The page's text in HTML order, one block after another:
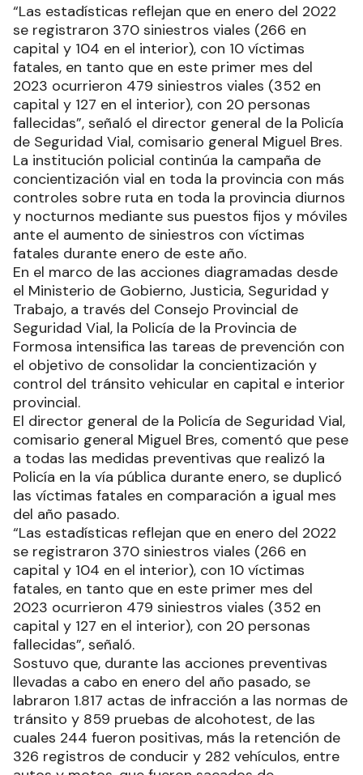
“Las estadísticas reflejan que en enero del 2022
se registraron 370 siniestros viales (266 en
capital y 104 en el interior), con 10 víctimas
fatales, en tanto que en este primer mes del
2023 ocurrieron 479 siniestros viales (352 en
capital y 127 en el interior), con 20 personas
fallecidas”, señaló el director general de la Policía
de Seguridad Vial, comisario general Miguel Bres.
La institución policial continúa la campaña de
concientización vial en toda la provincia con más
controles sobre ruta en toda la provincia diurnos
y nocturnos mediante sus puestos fijos y móviles
ante el aumento de siniestros con víctimas
fatales durante enero de este año.
En el marco de las acciones diagramadas desde
el Ministerio de Gobierno, Justicia, Seguridad y
Trabajo, a través del Consejo Provincial de
Seguridad Vial, la Policía de la Provincia de
Formosa intensifica las tareas de prevención con
el objetivo de consolidar la concientización y
control del tránsito vehicular en capital e interior
provincial.
El director general de la Policía de Seguridad Vial,
comisario general Miguel Bres, comentó que pese
a todas las medidas preventivas que realizó la
Policía en la vía pública durante enero, se duplicó
las víctimas fatales en comparación a igual mes
del año pasado.
“Las estadísticas reflejan que en enero del 2022
se registraron 370 siniestros viales (266 en
capital y 104 en el interior), con 10 víctimas
fatales, en tanto que en este primer mes del
2023 ocurrieron 479 siniestros viales (352 en
capital y 127 en el interior), con 20 personas
fallecidas”, señaló.
Sostuvo que, durante las acciones preventivas
llevadas a cabo en enero del año pasado, se
labraron 1.817 actas de infracción a las normas de
tránsito y 859 pruebas de alcohotest, de las
cuales 244 fueron positivas, más la retención de
326 registros de conducir y 282 vehículos, entre